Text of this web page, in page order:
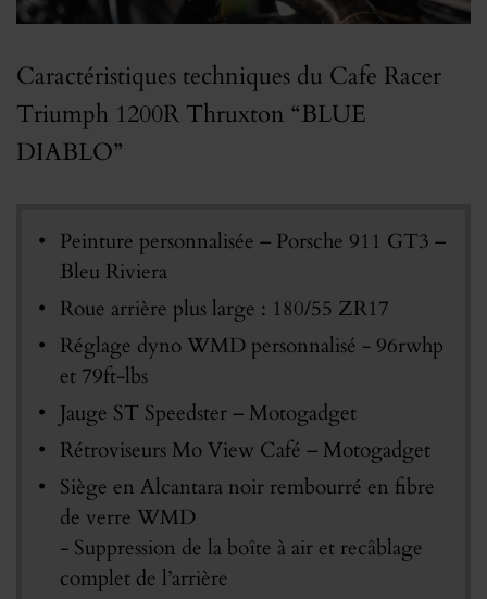
Caractéristiques techniques du Cafe Racer
Triumph 1200R Thruxton “BLUE
DIABLO”
Peinture personnalisée – Porsche 911 GT3 –
Bleu Riviera
Roue arrière plus large : 180/55 ZR17
Réglage dyno WMD personnalisé - 96rwhp
et 79ft-lbs
Jauge ST Speedster – Motogadget
Rétroviseurs Mo View Café – Motogadget
Siège en Alcantara noir rembourré en fibre
de verre WMD
- Suppression de la boîte à air et recâblage
complet de l’arrière